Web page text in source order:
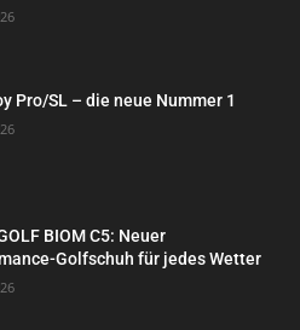
Pro/SL – die neue Nummer 1
BIOM C5: Neuer
Golfschuh für jedes Wetter